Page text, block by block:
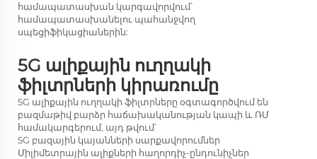
համապատասխան կարգավորվում՝
համապատասխանելու պահանջվող
սպեցիֆիկացիաներին:
5G ալիքային ուղղակի
ֆիլտրների կիրառումը
5G ալիքային ուղղակի ֆիլտրները օգտագործվում են
բազմաթիվ բարձր հաճախականության կապի և ՌՄ
համակարգերում, այդ թվում՝
5G բազային կայանների սարքավորումներ
Միլիմետրային ալիքների հաղորդիչ-ընդունիչներ